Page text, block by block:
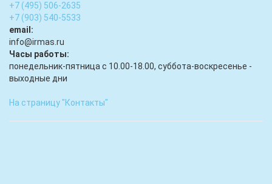
+7 (495) 506-2635
+7 (903) 540-5533
email:
infо@irmas.ru
Часы работы:
понедельник-пятница с 10.00-18.00, суббота-воскресенье -
выходные дни
На страницу "Контакты"